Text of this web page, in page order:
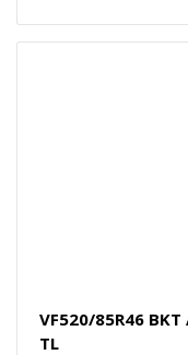
VF520/85R46 BKT
TL